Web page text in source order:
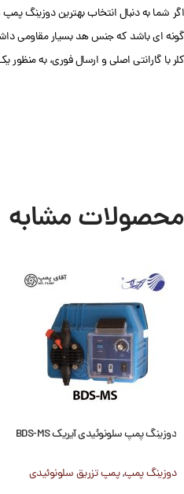
اگر شما به دنبال انتخاب بهترین دوزینگ
گونه ای باشد که جنس هد بسیار مقاومی
کلر با گارانتی اصلی و ارسال فوری، به
محصولات مشابه
دوزینگ پمپ سلونوئیدی آیریک BDS-MS
دوزینگ پمپ,پمپ تزریق سلونوئیدی